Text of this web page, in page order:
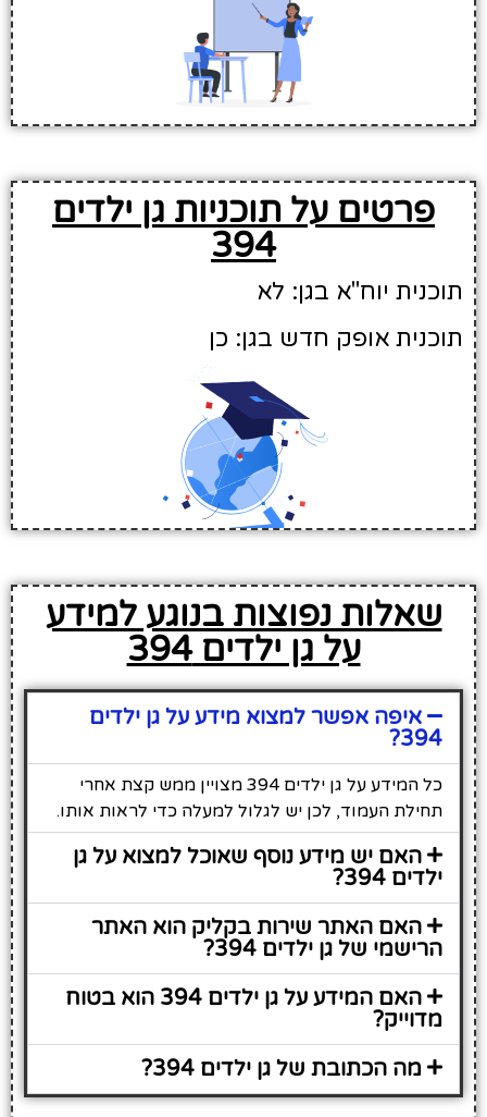
פרטים על תוכניות גן ילדים
394
תוכנית יוח"א בגן: לא
תוכנית אופק חדש בגן: כן
שאלות נפוצות בנוגע למידע
על גן ילדים 394
איפה אפשר למצוא מידע על גן ילדים
394?
כל המידע על גן ילדים 394 מצויין ממש קצת אחרי
תחילת העמוד, לכן יש לגלול למעלה כדי לראות אותו.
האם יש מידע נוסף שאוכל למצוא על גן
ילדים 394?
האם האתר שירות בקליק הוא האתר
הרישמי של גן ילדים 394?
האם המידע על גן ילדים 394 הוא בטוח
מדוייק?
מה הכתובת של גן ילדים 394?